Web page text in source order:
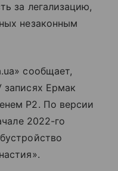
за легализацию,
незаконным
сообщает,
записях Ермак
Р2. По версии
2022-го